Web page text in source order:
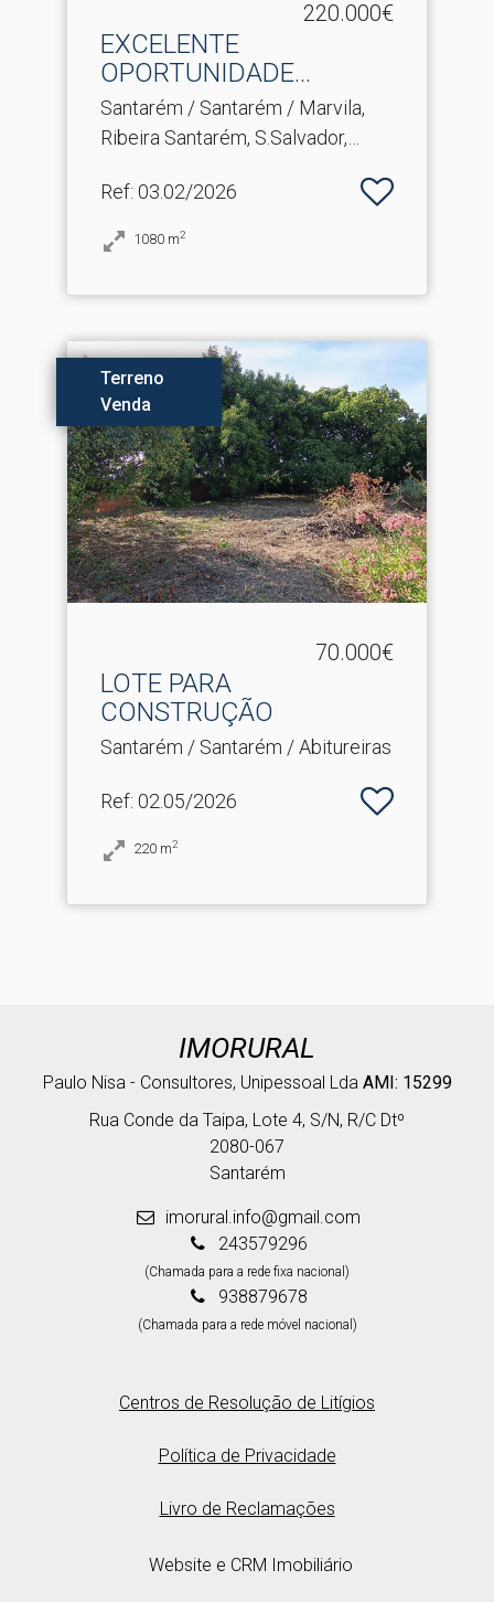
220.000€
EXCELENTE
OPORTUNIDADE
TERRENO SANTAREM
Santarém / Santarém / Marvila,
Ribeira Santarém, S.Salvador,
Ref: 03.02/2026
1080 m2
Terreno
Venda
70.000€
LOTE PARA
CONSTRUÇÃO
Santarém / Santarém / Abitureiras
Ref: 02.05/2026
220 m2
IMORURAL
Paulo Nisa - Consultores, Unipessoal Lda AMI: 15299
Rua Conde da Taipa, Lote 4, S/N, R/C Dtº
2080-067
Santarém
imorural.info@gmail.com
243579296
(Chamada para a rede fixa nacional)
938879678
(Chamada para a rede móvel nacional)
Centros de Resolução de Litígios
Política de Privacidade
Livro de Reclamações
Website e CRM Imobiliário